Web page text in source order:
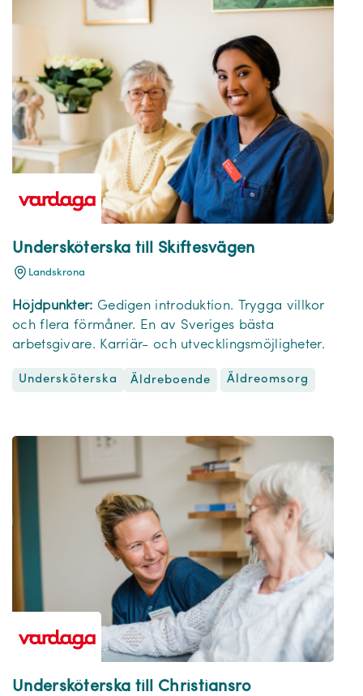
Undersköterska till Skiftesvägen
Landskrona
Höjdpunkter: Gedigen introduktion. Trygga villkor
och flera förmåner. En av Sveriges bästa
arbetsgivare. Karriär- och utvecklingsmöjligheter.
Undersköterska Äldreboende Äldreomsorg
Undersköterska till Christiansro